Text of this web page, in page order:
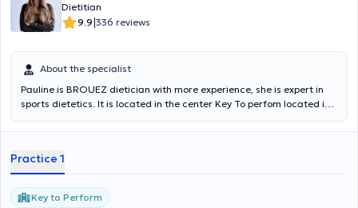
Dietitian
9.9|336 reviews
About the specialist
Pauline is BROUEZ dietician with more experience, she is expert in
sports dietetics. It is located in the center Key To perfom located in
Practice 1
Key to Perform